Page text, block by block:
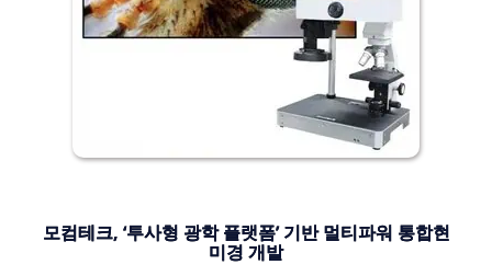
모컴테크, ‘투사형 광학 플랫폼’ 기반 멀티파워 통합현
미경 개발